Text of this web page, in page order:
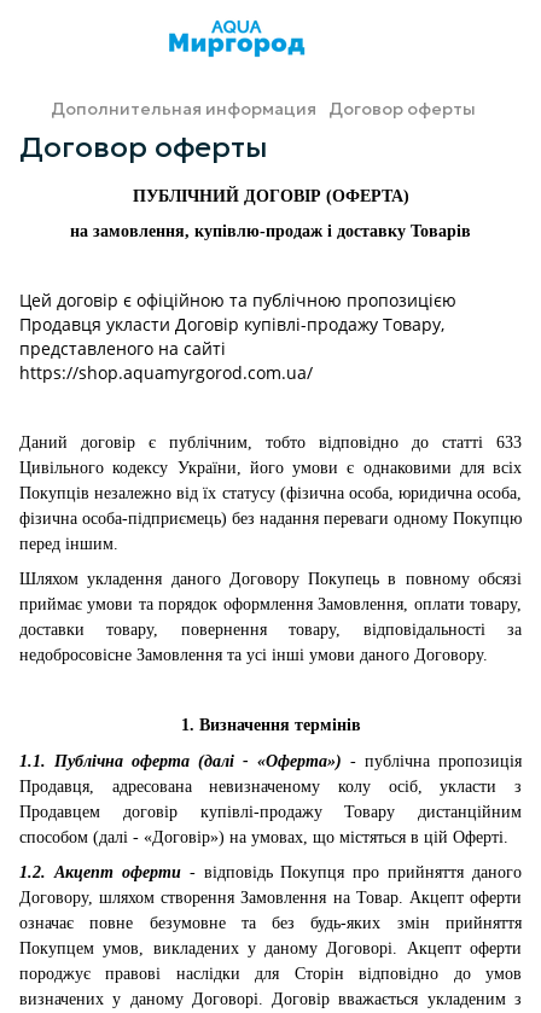
Дополнительная информация Договор оферты
Договор оферты
ПУБЛІЧНИЙ ДОГОВІР (ОФЕРТА)
на замовлення, купівлю-продаж і доставку Товарів
Цей договір є офіційною та публічною пропозицією
Продавця укласти Договір купівлі-продажу Товару,
представленого на сайті
https://shop.aquamyrgorod.com.ua/
Даний договір є публічним, тобто відповідно до статті 633
Цивільного кодексу України, його умови є однаковими для всіх
Покупців незалежно від їх статусу (фізична особа, юридична особа,
фізична особа-підприємець) без надання переваги одному Покупцю
перед іншим.
Шляхом укладення даного Договору Покупець в повному обсязі
приймає умови та порядок оформлення Замовлення, оплати товару,
доставки товару, повернення товару, відповідальності за
недобросовісне Замовлення та усі інші умови даного Договору.
1. Визначення термінів
1.1. Публічна оферта (далі - «Оферта») - публічна пропозиція
Продавця, адресована невизначеному колу осіб, укласти з
Продавцем договір купівлі-продажу Товару дистанційним
способом (далі - «Договір») на умовах, що містяться в цій Оферті.
1.2. Акцепт оферти - відповідь Покупця про прийняття даного
Договору, шляхом створення Замовлення на Товар. Акцепт оферти
означає повне безумовне та без будь-яких змін прийняття
Покупцем умов, викладених у даному Договорі. Акцепт оферти
породжує правові наслідки для Сторін відповідно до умов
визначених у даному Договорі.
Договір вважається укладеним з